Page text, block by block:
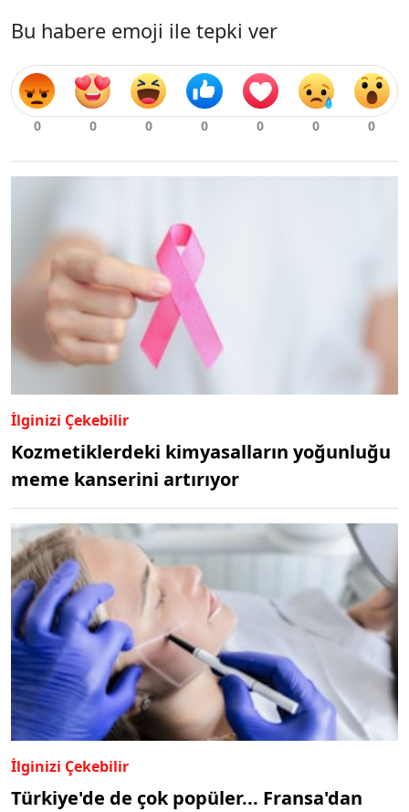
Bu habere emoji ile tepki ver
İlginizi Çekebilir
Kozmetiklerdeki kimyasalların yoğunluğu
meme kanserini artırıyor
İlginizi Çekebilir
Türkiye'de de çok popüler... Fransa'dan